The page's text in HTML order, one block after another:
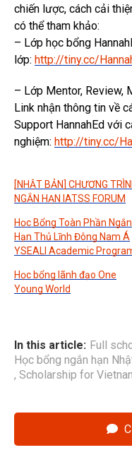
chiến lược, cách cải
có thể tham khảo:
– Lớp học bổng
lớp: http://tiny.cc/
– Lớp Mentor, Review,
Link nhận thông tin về
Support HannahEd với
nghiệm: http://tiny.cc/
[NHẬT BẢN] CHƯƠNG
NGẮN HẠN IATSS FORUM
Học Bổng Toàn Phần Ngắn
Hạn Thủ Lĩnh Đông Nam Á
YSEALI Academic
Học bổng lãnh đạo One
Young World
In this article: Full
Học bổng ngắn hạn
, Scholarship for